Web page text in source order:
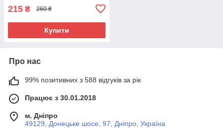
215 ₴ 260 ₴
Купити
Про нас
99% позитивних з 588 відгуків за рік
Працює з 30.01.2018
м. Дніпро
49129, Донецьке шосе, 97, Дніпро, Україна